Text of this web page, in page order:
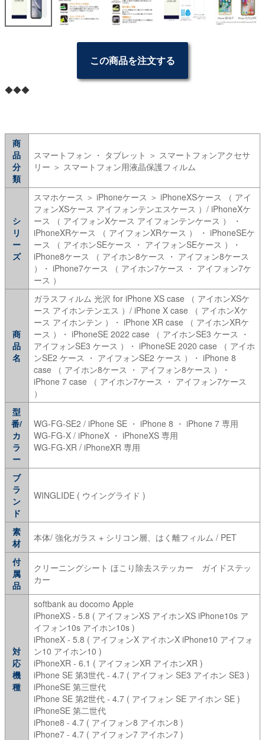
この商品を注文する
◆◆◆
商
品
分
類
スマートフォン ・ タブレット ＞ スマートフォンアクセサ
リー ＞ スマートフォン用液晶保護フィルム
シ
リ
ー
ズ
スマホケース ＞ iPhoneケース ＞ iPhoneXSケース （ アイ
フォンXSケース アイフォンテンエスケース ）/ iPhoneXケ
ース （ アイフォンXケース アイフォンテンケース ） ・
iPhoneXRケース （ アイフォンXRケース ） ・ iPhoneSEケ
ース （ アイホンSEケース ・ アイフォンSEケース ）・
iPhone8ケース （ アイホン8ケース ・ アイフォン8ケース
）・ iPhone7ケース （ アイホン7ケース ・ アイフォン7ケ
ース ）
商
品
名
ガラスフィルム 光沢 for iPhone XS case （ アイホンXSケ
ース アイホンテンエス ）/ iPhone X case （ アイホンXケ
ース アイホンテン ）・ iPhone XR case （ アイホンXRケ
ース ）・ iPhoneSE 2022 case （ アイホンSE3 ケース ・
アイフォンSE3 ケース ）・ iPhoneSE 2020 case （ アイホ
ンSE2 ケース ・ アイフォンSE2 ケース ）・ iPhone 8
case （ アイホン8ケース ・ アイフォン8ケース ）・
iPhone 7 case （ アイホン7ケース ・ アイフォン7ケース
）
型
番/
カ
ラ
ー
WG-FG-SE2 / iPhone SE ・ iPhone 8 ・ iPhone 7 専用
WG-FG-X / iPhoneX ・ iPhoneXS 専用
WG-FG-XR / iPhoneXR 専用
ブ
ラ
ン
ド
WINGLIDE ( ウイングライド )
素
材
本体/ 強化ガラス + シリコン層、はく離フィルム / PET
付
属
品
クリーニングシート ほこり除去ステッカー ガイドステッ
カー
対
応
機
種
softbank au docomo Apple
iPhoneXS - 5.8 ( アイフォンXS アイホンXS iPhone10s ア
イフォン10s アイホン10s )
iPhoneX - 5.8 ( アイフォンX アイホンX iPhone10 アイフォ
ン10 アイホン10 )
iPhoneXR - 6.1 ( アイフォンXR アイホンXR )
iPhone SE 第3世代 - 4.7 ( アイフォン SE3 アイホン SE3 )
iPhoneSE 第三世代
iPhone SE 第2世代 - 4.7 ( アイフォン SE アイホン SE )
iPhoneSE 第二世代
iPhone8 - 4.7 ( アイフォン8 アイホン8 )
iPhone7 - 4.7 ( アイフォン7 アイホン7 )